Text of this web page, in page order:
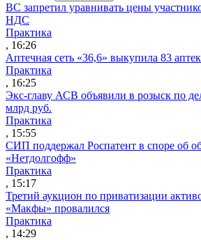
ВС запретил уравнивать цены
НДС
Практика
, 16:26
Аптечная сеть «36,6» выкупила 83
Практика
, 16:25
Экс-главу АСВ объявили в розыск по
млрд руб.
Практика
, 15:55
СИП поддержал Роспатент в споре об
«Нетдолгофф»
Практика
, 15:17
Третий аукцион по приватизации
«Макфы» провалился
Практика
, 14:29